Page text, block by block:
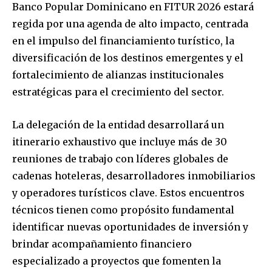
Banco Popular Dominicano en FITUR 2026 estará
regida por una agenda de alto impacto, centrada
en el impulso del financiamiento turístico, la
diversificación de los destinos emergentes y el
fortalecimiento de alianzas institucionales
estratégicas para el crecimiento del sector.
La delegación de la entidad desarrollará un
itinerario exhaustivo que incluye más de 30
reuniones de trabajo con líderes globales de
cadenas hoteleras, desarrolladores inmobiliarios
y operadores turísticos clave. Estos encuentros
técnicos tienen como propósito fundamental
identificar nuevas oportunidades de inversión y
brindar acompañamiento financiero
especializado a proyectos que fomenten la